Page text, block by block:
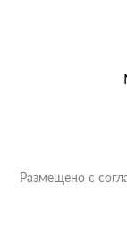
Размещено с